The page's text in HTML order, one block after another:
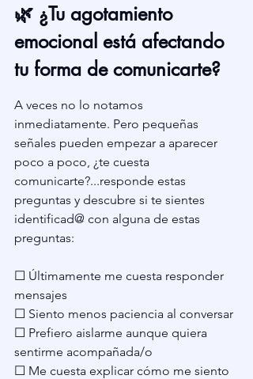
🌿 ¿Tu agotamiento
emocional está afectando
tu forma de comunicarte?
A veces no lo notamos
inmediatamente. Pero pequeñas
señales pueden empezar a aparecer
poco a poco, ¿te cuesta
comunicarte?...responde estas
preguntas y descubre si te sientes
identificad@ con alguna de estas
preguntas:
☐ Últimamente me cuesta responder
mensajes
☐ Siento menos paciencia al conversar
☐ Prefiero aislarme aunque quiera
sentirme acompañada/o
☐ Me cuesta explicar cómo me siento